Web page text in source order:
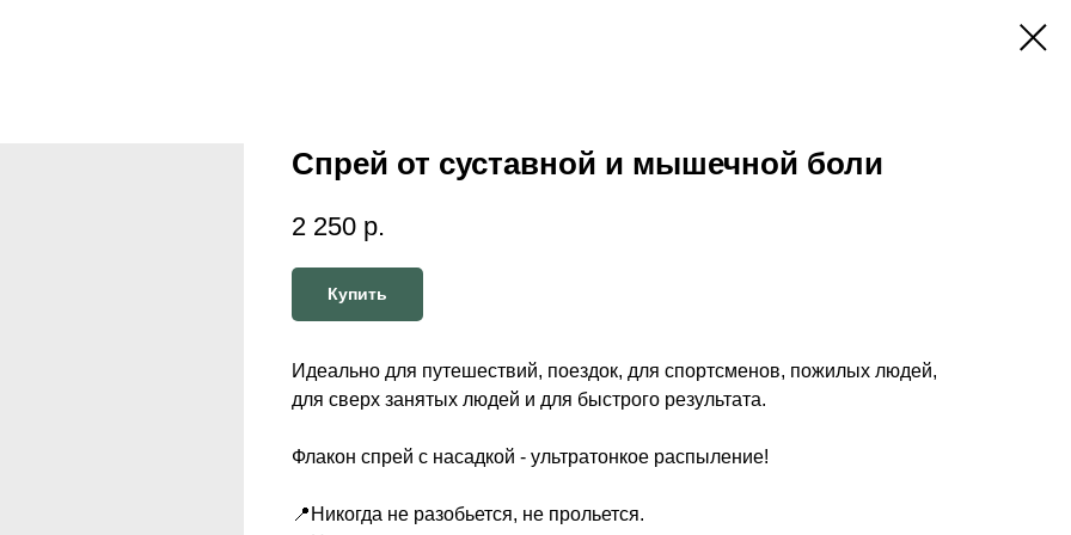
Спрей от суставной и мышечной боли
2 250 р.
Купить
Идеально для путешествий, поездок, для спортсменов, пожилых людей,
для сверх занятых людей и для быстрого результата.
Флакон спрей с насадкой - ультратонкое распыление!
📍Никогда не разобьется, не прольется.